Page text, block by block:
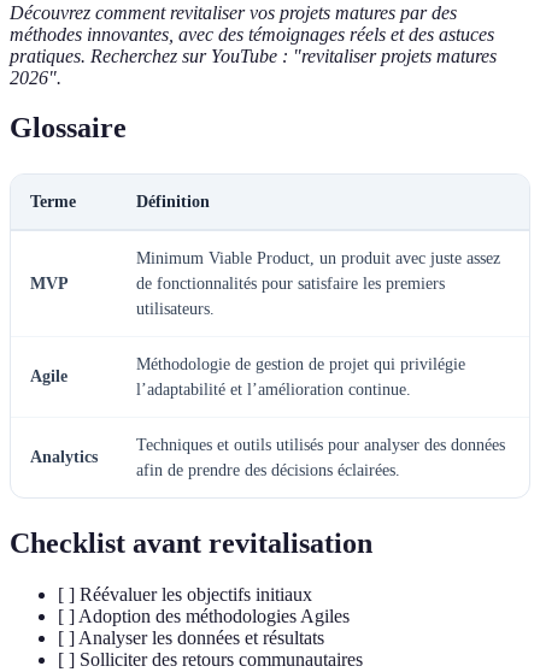
Découvrez comment revitaliser vos projets matures par des
méthodes innovantes, avec des témoignages réels et des astuces
pratiques. Recherchez sur YouTube : "revitaliser projets matures
2026".
Glossaire
Terme Définition
MVP
Minimum Viable Product, un produit avec juste assez
de fonctionnalités pour satisfaire les premiers
utilisateurs.
Agile
Méthodologie de gestion de projet qui privilégie
l’adaptabilité et l’amélioration continue.
Analytics
Techniques et outils utilisés pour analyser des données
afin de prendre des décisions éclairées.
Checklist avant revitalisation
[ ] Réévaluer les objectifs initiaux
[ ] Adoption des méthodologies Agiles
[ ] Analyser les données et résultats
[ ] Solliciter des retours communautaires